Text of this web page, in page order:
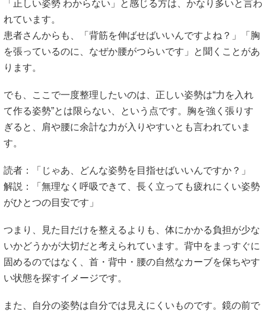
「正しい姿勢 わからない」と感じる方は、かなり多いと言わ
れています。
患者さんからも、「背筋を伸ばせばいいんですよね？」「胸
を張っているのに、なぜか腰がつらいです」と聞くことがあ
ります。
でも、ここで一度整理したいのは、正しい姿勢は“力を入れ
て作る姿勢”とは限らない、という点です。胸を強く張りす
ぎると、肩や腰に余計な力が入りやすいとも言われていま
す。
読者：「じゃあ、どんな姿勢を目指せばいいんですか？」
解説：「無理なく呼吸できて、長く立っても疲れにくい姿勢
がひとつの目安です」
つまり、見た目だけを整えるよりも、体にかかる負担が少な
いかどうかが大切だと考えられています。背中をまっすぐに
固めるのではなく、首・背中・腰の自然なカーブを保ちやす
い状態を探すイメージです。
また、自分の姿勢は自分では見えにくいものです。鏡の前で